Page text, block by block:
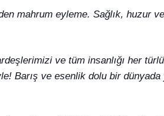
mahrum eyleme. Sağlık, huzur
ve tüm insanlığı her
Barış ve esenlik dolu bir